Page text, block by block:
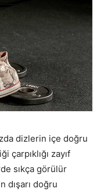
dizlerin içe doğru
çarpıklığı zayıf
sıkça görülür
dışarı doğru